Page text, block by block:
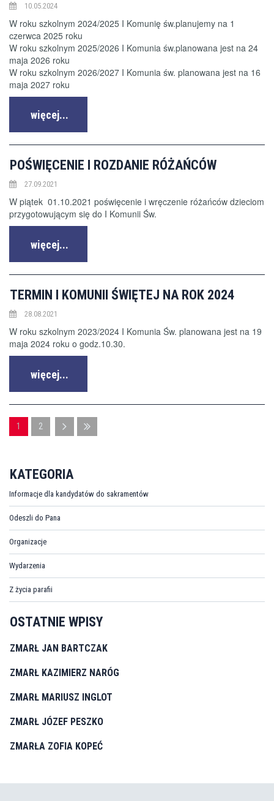
10.05.2024
W roku szkolnym 2024/2025 I Komunię św.planujemy na 1
czerwca 2025 roku
W roku szkolnym 2025/2026 I Komunia św.planowana jest na 24
maja 2026 roku
W roku szkolnym 2026/2027 I Komunia św. planowana jest na 16
maja 2027 roku
więcej...
POŚWIĘCENIE I ROZDANIE RÓŻAŃCÓW
27.09.2021
W piątek 01.10.2021 poświęcenie i wręczenie różańców dzieciom
przygotowującym się do I Komunii Św.
więcej...
TERMIN I KOMUNII ŚWIĘTEJ NA ROK 2024
28.08.2021
W roku szkolnym 2023/2024 I Komunia Św. planowana jest na 19
maja 2024 roku o godz.10.30.
więcej...
1 2
KATEGORIA
Informacje dla kandydatów do sakramentów
Odeszli do Pana
Organizacje
Wydarzenia
Z życia parafii
OSTATNIE WPISY
ZMARŁ JAN BARTCZAK
ZMARŁ KAZIMIERZ NARÓG
ZMARŁ MARIUSZ INGLOT
ZMARŁ JÓZEF PESZKO
ZMARŁA ZOFIA KOPEĆ